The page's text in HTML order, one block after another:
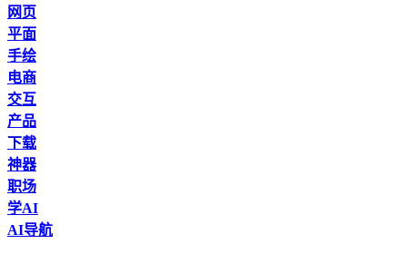
网页
平面
手绘
电商
交互
产品
下载
神器
职场
学AI
AI导航